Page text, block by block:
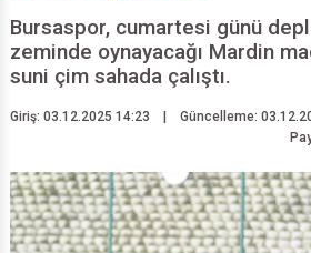
Bursaspor, cumartesi günü
zeminde oynayacağı Mardin
suni çim sahada çalıştı.
Giriş: 03.12.2025 14:23 |
Güncelleme: